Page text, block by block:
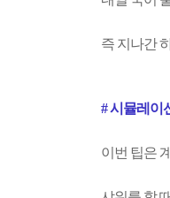
즉 지나간
# 시뮬레이
이번 팁은